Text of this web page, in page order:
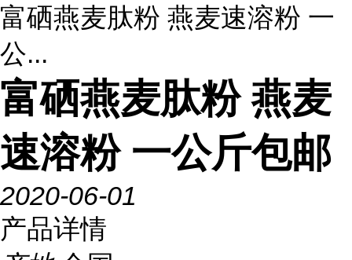
富硒燕麦肽粉 燕麦速溶粉 一
公...
富硒燕麦肽粉 燕麦
速溶粉 一公斤包邮
2020-06-01
产品详情